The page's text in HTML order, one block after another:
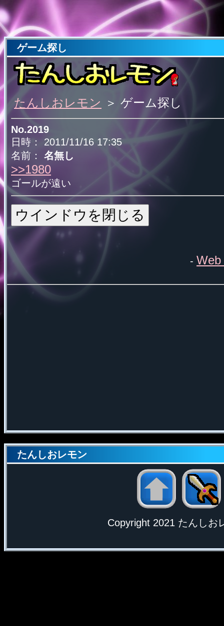
ゲーム探し
たんしおレモン ＞ ゲーム探し
No.2019
日時： 2011/11/16 17:35
名前： 名無し
>>1980
ゴールが遠い
- Web
たんしおレモン
Copyright 2021 たんしお